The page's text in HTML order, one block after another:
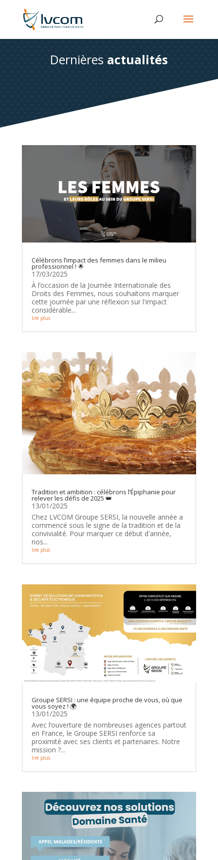
Dernières actualités
Célébrons l’impact des femmes dans le milieu
professionnel ! 🌟
17/03/2025
À l’occasion de la Journée Internationale des
Droits des Femmes, nous souhaitons marquer
cette journée par une réflexion sur l'impact
considérable...
lire plus
Tradition et ambition : célébrons l’Épiphanie pour
relever les défis de 2025 👑
13/01/2025
Chez LVCOM Groupe SERSI, la nouvelle année a
commencé sous le signe de la tradition et de la
convivialité. Pour marquer ce début d'année,
nos...
lire plus
Groupe SERSI : une équipe proche de vous, où que
vous soyez ! 🌍
13/01/2025
Avec l’ouverture de nombreuses agences partout
en France, le Groupe SERSI renforce sa
proximité avec ses clients et partenaires. Notre
mission ?...
lire plus